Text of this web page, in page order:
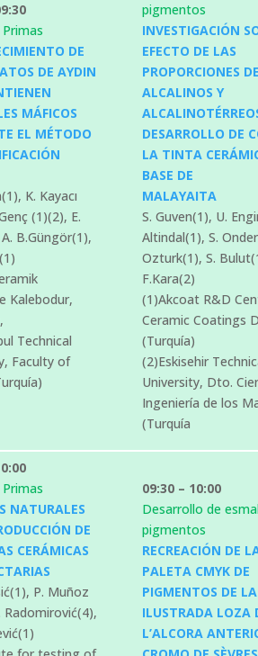
DE
DE AYDIN
MÁFICOS
EL MÉTODO
K. Kayacı
(1)(2), E.
B.Güngör(1),
Kalebodur,
Technical
Faculty of
pigmentos
INVESTIGACIÓN
EFECTO DE LAS
PROPORCIONES
ALCALINOS Y
DESARROLLO DE
LA TINTA
BASE DE
MALAYAITA
S. Guven(1), U.
Altindal(1), S.
Ozturk(1), S.
F.Kara(2)
(1)Akcoat R&D
Ceramic Coatings
(Turquía)
(2)Eskisehir
University, Dto.
Ingeniería de los
(Turquía
NATURALES
DE
CERÁMICAS
P. Muñoz
Radomirović(4),
09:30 – 10:00
Desarrollo de
pigmentos
RECREACIÓN DE
PALETA CMYK DE
PIGMENTOS DE LA
ILUSTRADA LOZA
L’ALCORA